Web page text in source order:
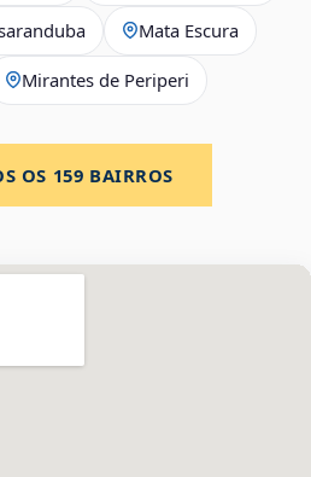
Mata Escura
Mirantes de Periperi
OS 159 BAIRROS